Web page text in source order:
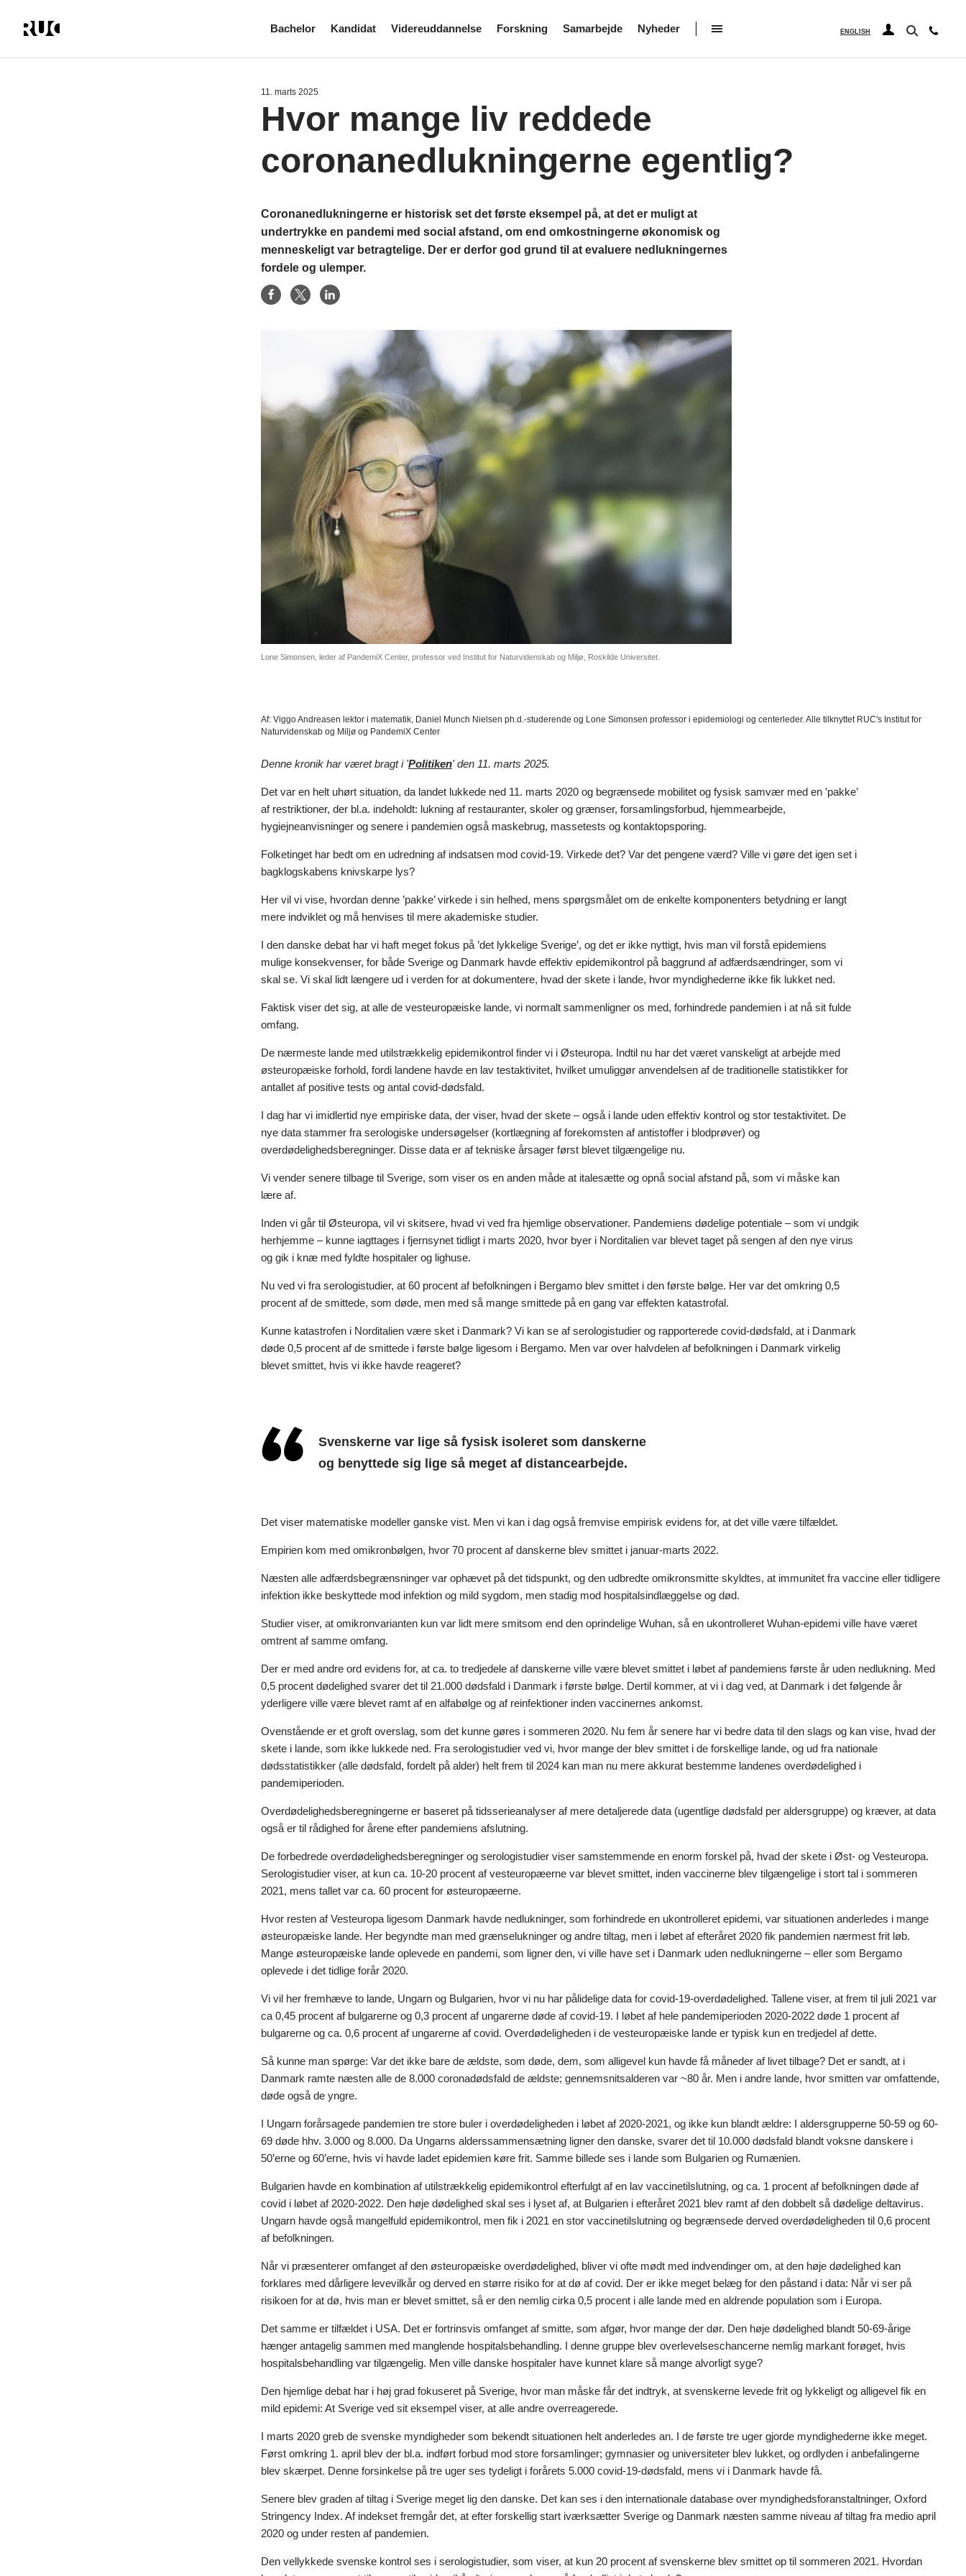
Bachelor Kandidat Videreuddannelse Forskning Samarbejde Nyheder ENGLISH
11. marts 2025
Hvor mange liv reddede
coronanedlukningerne egentlig?
Coronanedlukningerne er historisk set det første eksempel på, at det er muligt at
undertrykke en pandemi med social afstand, om end omkostningerne økonomisk og
menneskeligt var betragtelige. Der er derfor god grund til at evaluere nedlukningernes
fordele og ulemper.
Lone Simonsen, leder af PandemiX Center, professor ved Institut for Naturvidenskab og Miljø, Roskilde Universitet.
Af:Viggo Andreasen lektor i matematik, Daniel Munch Nielsen ph.d.-studerende og Lone Simonsen professor i epidemiologi og centerleder. Alle tilknyttet RUC's Institut for
Naturvidenskab og Miljø og PandemiX Center
Denne kronik har været bragt i 'Politiken' den 11. marts 2025.
Det var en helt uhørt situation, da landet lukkede ned 11. marts 2020 og begrænsede mobilitet og fysisk samvær med en ’pakke’
af restriktioner, der bl.a. indeholdt: lukning af restauranter, skoler og grænser, forsamlingsforbud, hjemmearbejde,
hygiejneanvisninger og senere i pandemien også maskebrug, massetests og kontaktopsporing.
Folketinget har bedt om en udredning af indsatsen mod covid-19. Virkede det? Var det pengene værd? Ville vi gøre det igen set i
bagklogskabens knivskarpe lys?
Her vil vi vise, hvordan denne ’pakke’ virkede i sin helhed, mens spørgsmålet om de enkelte komponenters betydning er langt
mere indviklet og må henvises til mere akademiske studier.
I den danske debat har vi haft meget fokus på ’det lykkelige Sverige’, og det er ikke nyttigt, hvis man vil forstå epidemiens
mulige konsekvenser, for både Sverige og Danmark havde effektiv epidemikontrol på baggrund af adfærdsændringer, som vi
skal se. Vi skal lidt længere ud i verden for at dokumentere, hvad der skete i lande, hvor myndighederne ikke fik lukket ned.
Faktisk viser det sig, at alle de vesteuropæiske lande, vi normalt sammenligner os med, forhindrede pandemien i at nå sit fulde
omfang.
De nærmeste lande med utilstrækkelig epidemikontrol finder vi i Østeuropa. Indtil nu har det været vanskeligt at arbejde med
østeuropæiske forhold, fordi landene havde en lav testaktivitet, hvilket umuliggør anvendelsen af de traditionelle statistikker for
antallet af positive tests og antal covid-dødsfald.
I dag har vi imidlertid nye empiriske data, der viser, hvad der skete – også i lande uden effektiv kontrol og stor testaktivitet. De
nye data stammer fra serologiske undersøgelser (kortlægning af forekomsten af antistoffer i blodprøver) og
overdødelighedsberegninger. Disse data er af tekniske årsager først blevet tilgængelige nu.
Vi vender senere tilbage til Sverige, som viser os en anden måde at italesætte og opnå social afstand på, som vi måske kan
lære af.
Inden vi går til Østeuropa, vil vi skitsere, hvad vi ved fra hjemlige observationer. Pandemiens dødelige potentiale – som vi undgik
herhjemme – kunne iagttages i fjernsynet tidligt i marts 2020, hvor byer i Norditalien var blevet taget på sengen af den nye virus
og gik i knæ med fyldte hospitaler og lighuse.
Nu ved vi fra serologistudier, at 60 procent af befolkningen i Bergamo blev smittet i den første bølge. Her var det omkring 0,5
procent af de smittede, som døde, men med så mange smittede på en gang var effekten katastrofal.
Kunne katastrofen i Norditalien være sket i Danmark? Vi kan se af serologistudier og rapporterede covid-dødsfald, at i Danmark
døde 0,5 procent af de smittede i første bølge ligesom i Bergamo. Men var over halvdelen af befolkningen i Danmark virkelig
blevet smittet, hvis vi ikke havde reageret?
Svenskerne var lige så fysisk isoleret som danskerne
og benyttede sig lige så meget af distancearbejde.
Det viser matematiske modeller ganske vist. Men vi kan i dag også fremvise empirisk evidens for, at det ville være tilfældet.
Empirien kom med omikronbølgen, hvor 70 procent af danskerne blev smittet i januar-marts 2022.
Næsten alle adfærdsbegrænsninger var ophævet på det tidspunkt, og den udbredte omikronsmitte skyldtes, at immunitet fra vaccine eller tidligere
infektion ikke beskyttede mod infektion og mild sygdom, men stadig mod hospitalsindlæggelse og død.
Studier viser, at omikronvarianten kun var lidt mere smitsom end den oprindelige Wuhan, så en ukontrolleret Wuhan-epidemi ville have været
omtrent af samme omfang.
Der er med andre ord evidens for, at ca. to tredjedele af danskerne ville være blevet smittet i løbet af pandemiens første år uden nedlukning. Med
0,5 procent dødelighed svarer det til 21.000 dødsfald i Danmark i første bølge. Dertil kommer, at vi i dag ved, at Danmark i det følgende år
yderligere ville være blevet ramt af en alfabølge og af reinfektioner inden vaccinernes ankomst.
Ovenstående er et groft overslag, som det kunne gøres i sommeren 2020. Nu fem år senere har vi bedre data til den slags og kan vise, hvad der
skete i lande, som ikke lukkede ned. Fra serologistudier ved vi, hvor mange der blev smittet i de forskellige lande, og ud fra nationale
dødsstatistikker (alle dødsfald, fordelt på alder) helt frem til 2024 kan man nu mere akkurat bestemme landenes overdødelighed i
pandemiperioden.
Overdødelighedsberegningerne er baseret på tidsserieanalyser af mere detaljerede data (ugentlige dødsfald per aldersgruppe) og kræver, at data
også er til rådighed for årene efter pandemiens afslutning.
De forbedrede overdødelighedsberegninger og serologistudier viser samstemmende en enorm forskel på, hvad der skete i Øst- og Vesteuropa.
Serologistudier viser, at kun ca. 10-20 procent af vesteuropæerne var blevet smittet, inden vaccinerne blev tilgængelige i stort tal i sommeren
2021, mens tallet var ca. 60 procent for østeuropæerne.
Hvor resten af Vesteuropa ligesom Danmark havde nedlukninger, som forhindrede en ukontrolleret epidemi, var situationen anderledes i mange
østeuropæiske lande. Her begyndte man med grænselukninger og andre tiltag, men i løbet af efteråret 2020 fik pandemien nærmest frit løb.
Mange østeuropæiske lande oplevede en pandemi, som ligner den, vi ville have set i Danmark uden nedlukningerne – eller som Bergamo
oplevede i det tidlige forår 2020.
Vi vil her fremhæve to lande, Ungarn og Bulgarien, hvor vi nu har pålidelige data for covid-19-overdødelighed. Tallene viser, at frem til juli 2021 var
ca 0,45 procent af bulgarerne og 0,3 procent af ungarerne døde af covid-19. I løbet af hele pandemiperioden 2020-2022 døde 1 procent af
bulgarerne og ca. 0,6 procent af ungarerne af covid. Overdødeligheden i de vesteuropæiske lande er typisk kun en tredjedel af dette.
Så kunne man spørge: Var det ikke bare de ældste, som døde, dem, som alligevel kun havde få måneder af livet tilbage? Det er sandt, at i
Danmark ramte næsten alle de 8.000 coronadødsfald de ældste; gennemsnitsalderen var ~80 år. Men i andre lande, hvor smitten var omfattende,
døde også de yngre.
I Ungarn forårsagede pandemien tre store buler i overdødeligheden i løbet af 2020-2021, og ikke kun blandt ældre: I aldersgrupperne 50-59 og 60-
69 døde hhv. 3.000 og 8.000. Da Ungarns alderssammensætning ligner den danske, svarer det til 10.000 dødsfald blandt voksne danskere i
50’erne og 60’erne, hvis vi havde ladet epidemien køre frit. Samme billede ses i lande som Bulgarien og Rumænien.
Bulgarien havde en kombination af utilstrækkelig epidemikontrol efterfulgt af en lav vaccinetilslutning, og ca. 1 procent af befolkningen døde af
covid i løbet af 2020-2022. Den høje dødelighed skal ses i lyset af, at Bulgarien i efteråret 2021 blev ramt af den dobbelt så dødelige deltavirus.
Ungarn havde også mangelfuld epidemikontrol, men fik i 2021 en stor vaccinetilslutning og begrænsede derved overdødeligheden til 0,6 procent
af befolkningen.
Når vi præsenterer omfanget af den østeuropæiske overdødelighed, bliver vi ofte mødt med indvendinger om, at den høje dødelighed kan
forklares med dårligere levevilkår og derved en større risiko for at dø af covid. Der er ikke meget belæg for den påstand i data: Når vi ser på
risikoen for at dø, hvis man er blevet smittet, så er den nemlig cirka 0,5 procent i alle lande med en aldrende population som i Europa.
Det samme er tilfældet i USA. Det er fortrinsvis omfanget af smitte, som afgør, hvor mange der dør. Den høje dødelighed blandt 50-69-årige
hænger antagelig sammen med manglende hospitalsbehandling. I denne gruppe blev overlevelseschancerne nemlig markant forøget, hvis
hospitalsbehandling var tilgængelig. Men ville danske hospitaler have kunnet klare så mange alvorligt syge?
Den hjemlige debat har i høj grad fokuseret på Sverige, hvor man måske får det indtryk, at svenskerne levede frit og lykkeligt og alligevel fik en
mild epidemi: At Sverige ved sit eksempel viser, at alle andre overreagerede.
I marts 2020 greb de svenske myndigheder som bekendt situationen helt anderledes an. I de første tre uger gjorde myndighederne ikke meget.
Først omkring 1. april blev der bl.a. indført forbud mod store forsamlinger; gymnasier og universiteter blev lukket, og ordlyden i anbefalingerne
blev skærpet. Denne forsinkelse på tre uger ses tydeligt i forårets 5.000 covid-19-dødsfald, mens vi i Danmark havde få.
Senere blev graden af tiltag i Sverige meget lig den danske. Det kan ses i den internationale database over myndighedsforanstaltninger, Oxford
Stringency Index. Af indekset fremgår det, at efter forskellig start iværksætter Sverige og Danmark næsten samme niveau af tiltag fra medio april
2020 og under resten af pandemien.
Den vellykkede svenske kontrol ses i serologistudier, som viser, at kun 20 procent af svenskerne blev smittet op til sommeren 2021. Hvordan